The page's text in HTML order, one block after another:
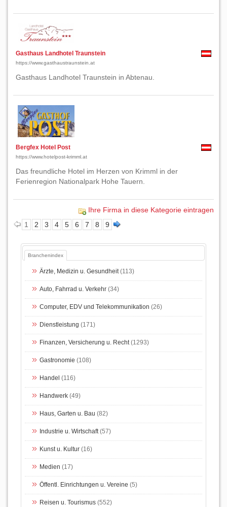
Gasthaus Landhotel Traunstein
https://www.gasthaustraunstein.at
Gasthaus Landhotel Traunstein in Abtenau.
Bergfex Hotel Post
https://www.hotelpost-krimml.at
Das freundliche Hotel im Herzen von Krimml in der
Ferienregion Nationalpark Hohe Tauern.
Ihre Firma in diese Kategorie eintragen
1
2 3 4 5 6 7 8 9
Branchenindex
Ärzte, Medizin u. Gesundheit(113)
Auto, Fahrrad u. Verkehr (34)
Computer, EDV und Telekommunikation (26)
Dienstleistung (171)
Finanzen, Versicherung u. Recht(1293)
Gastronomie (108)
Handel (116)
Handwerk (49)
Haus, Garten u. Bau (82)
Industrie u. Wirtschaft(57)
Kunst u. Kultur (16)
Medien (17)
Öffentl. Einrichtungen u. Vereine (5)
Reisen u. Tourismus (552)